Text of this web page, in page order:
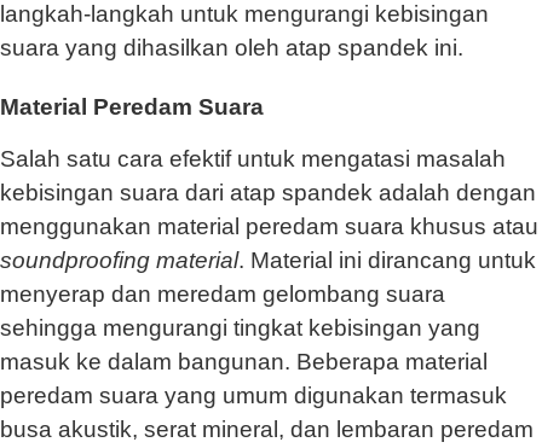
langkah-langkah untuk mengurangi kebisingan
suara yang dihasilkan oleh atap spandek ini.
Material Peredam Suara
Salah satu cara efektif untuk mengatasi masalah
kebisingan suara dari atap spandek adalah dengan
menggunakan material peredam suara khusus atau
soundproofing material. Material ini dirancang untuk
menyerap dan meredam gelombang suara
sehingga mengurangi tingkat kebisingan yang
masuk ke dalam bangunan. Beberapa material
peredam suara yang umum digunakan termasuk
busa akustik, serat mineral, dan lembaran peredam